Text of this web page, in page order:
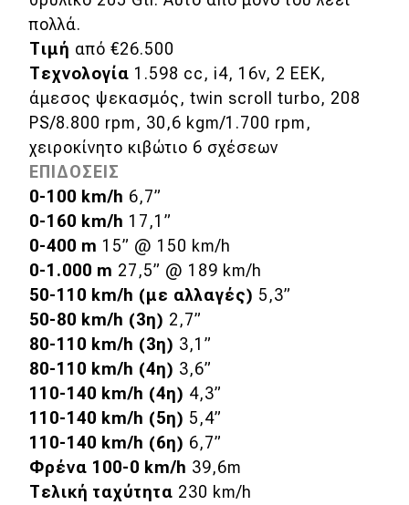
πολλά.
Τιμή από €26.500
Τεχνολογία 1.598 cc, i4, 16v, 2 ΕΕΚ,
άμεσος ψεκασμός, twin scroll turbo, 208
PS/8.800 rpm, 30,6 kgm/1.700 rpm,
χειροκίνητο κιβώτιο 6 σχέσεων
ΕΠΙΔΟΣΕΙΣ
0-100 km/h 6,7”
0-160 km/h 17,1”
0-400 m 15” @ 150 km/h
0-1.000 m 27,5” @ 189 km/h
50-110 km/h (με αλλαγές) 5,3”
50-80 km/h (3η) 2,7”
80-110 km/h (3η) 3,1”
80-110 km/h (4η) 3,6”
110-140 km/h (4η) 4,3”
110-140 km/h (5η) 5,4”
110-140 km/h (6η) 6,7”
Φρένα 100-0 km/h 39,6m
Τελική ταχύτητα 230 km/h